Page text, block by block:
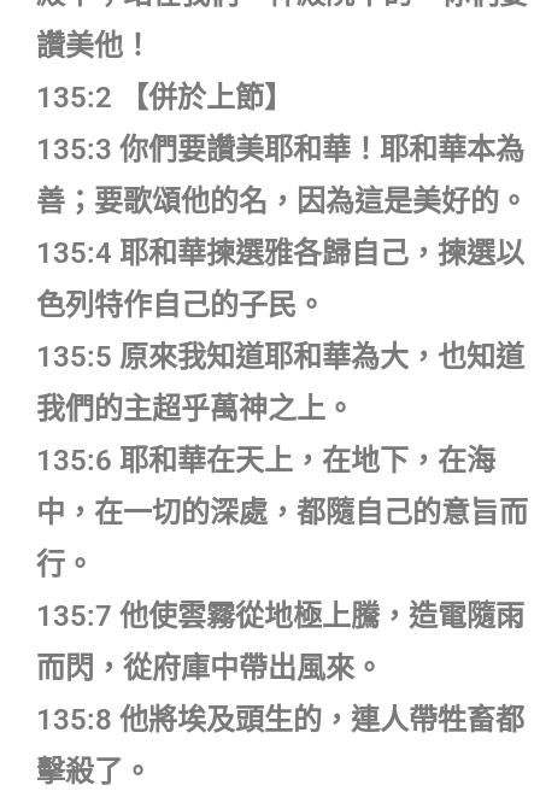
讚美他！
135:2 【併於上節】
135:3 你們要讚美耶和華！耶和華本為
善；要歌頌他的名，因為這是美好的。
135:4 耶和華揀選雅各歸自己，揀選以
色列特作自己的子民。
135:5 原來我知道耶和華為大，也知道
我們的主超乎萬神之上。
135:6 耶和華在天上，在地下，在海
中，在一切的深處，都隨自己的意旨而
行。
135:7 他使雲霧從地極上騰，造電隨雨
而閃，從府庫中帶出風來。
135:8 他將埃及頭生的，連人帶牲畜都
擊殺了。